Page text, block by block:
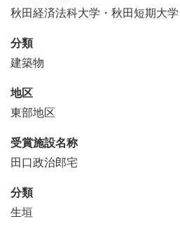
秋田経済法科大学・秋田短期大学
分類
建築物
地区
東部地区
受賞施設名称
田口政治郎宅
分類
生垣